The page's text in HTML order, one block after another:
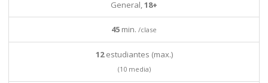
General,18+
45 min. /clase
12estudiantes (max.)
(10 media)